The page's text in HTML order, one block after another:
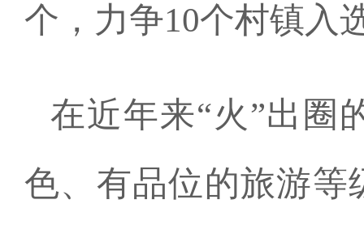
个，力争10个村镇入
在近年来“火”出圈
色、有品位的旅游等